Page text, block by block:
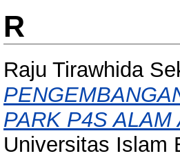
R
Raju Tirawhida
PARK P4S ALAM
Universitas Islam